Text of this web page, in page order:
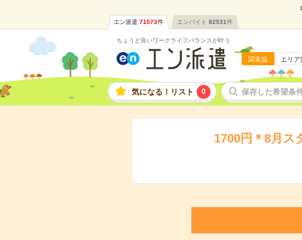
エン派遣 71573件 エンバイト 82531件
ちょうど良いワークライフバランスが叶う
関東版 エリア
気になる！リスト 0 保存した希望条
1700円＊8月ス